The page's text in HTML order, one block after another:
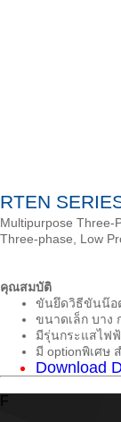
RTEN
Multipurpose Three-
Three-phase, Low
คุณสมบัติ
ขันยึดวิธีขันน๊อ
ขนาดเล็ก บาง
มีรุ่นกระแสไฟฟ้
มี optionพิเศษ
Download
F